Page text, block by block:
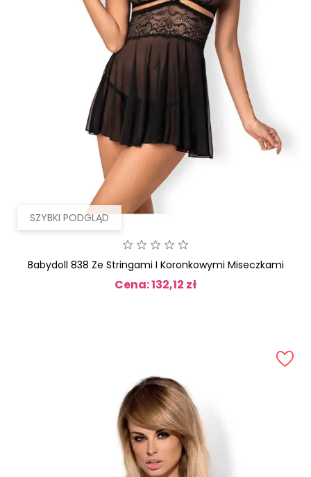
SZYBKI PODGLĄD
Babydoll 838 Ze Stringami I Koronkowymi Miseczkami
Cena: 132,12 zł